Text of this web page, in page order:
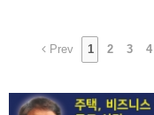
Prev 1 2 3 4